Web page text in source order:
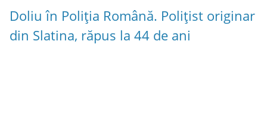
Doliu în Poliția Română. Polițist originar
din Slatina, răpus la 44 de ani